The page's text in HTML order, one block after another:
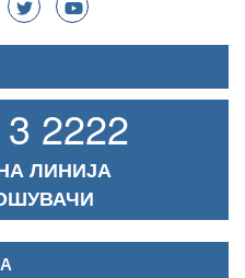
2222
ЛИНИЈА